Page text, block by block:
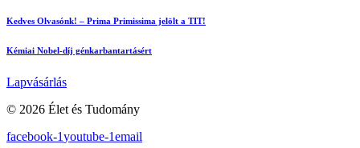
Kedves Olvasónk! – Prima Primissima jelölt a TIT!
Kémiai Nobel-díj génkarbantartásért
Lapvásárlás
© 2026 Élet és Tudomány
facebook-1youtube-1email